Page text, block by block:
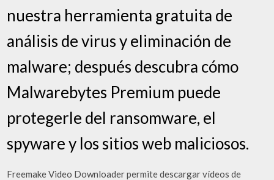
nuestra herramienta gratuita de
análisis de virus y eliminación de
malware; después descubra cómo
Malwarebytes Premium puede
protegerle del ransomware, el
spyware y los sitios web maliciosos.
Freemake Video Downloader permite descargar vídeos de